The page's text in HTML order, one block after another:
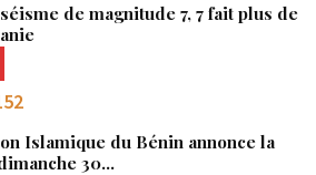
de magnitude 7, 7 fait plus de
Islamique du Bénin annonce la
30…